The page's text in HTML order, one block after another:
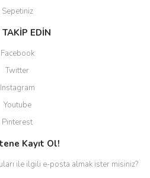
Sepetiniz
TAKİP EDİN
Facebook
Twitter
Instagram
Youtube
Pinterest
Kayıt Ol!
ile ilgili e-posta almak ister misiniz?